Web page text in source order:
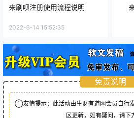
来刷呗注册使用流程说明
2022-6-14 15:52:35
免责说明
①友情提示：此活动由生财有道网会员自行
区更新，如有疑问，请下